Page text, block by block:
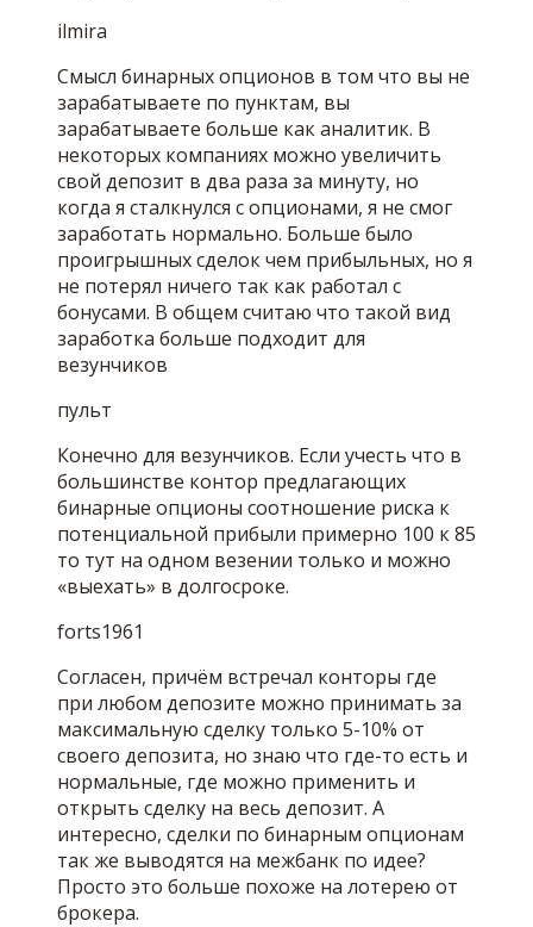
ilmira
Смысл бинарных опционов в том что вы не
зарабатываете по пунктам, вы
зарабатываете больше как аналитик. В
некоторых компаниях можно увеличить
свой депозит в два раза за минуту, но
когда я сталкнулся с опционами, я не смог
заработать нормально. Больше было
проигрышных сделок чем прибыльных, но я
не потерял ничего так как работал с
бонусами. В общем считаю что такой вид
заработка больше подходит для
везунчиков
пульт
Конечно для везунчиков. Если учесть что в
большинстве контор предлагающих
бинарные опционы соотношение риска к
потенциальной прибыли примерно 100 к 85
то тут на одном везении только и можно
«выехать» в долгосроке.
forts1961
Согласен, причём встречал конторы где
при любом депозите можно принимать за
максимальную сделку только 5-10% от
своего депозита, но знаю что где-то есть и
нормальные, где можно применить и
открыть сделку на весь депозит. А
интересно, сделки по бинарным опционам
так же выводятся на межбанк по идее?
Просто это больше похоже на лотерею от
брокера.